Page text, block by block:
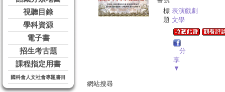
視聽目錄
學科資源
電子書
招生考古題
課程指定用書
國科會人文社會專題書目
標
題
表演戲劇
文學
分
享
▼
網站搜尋